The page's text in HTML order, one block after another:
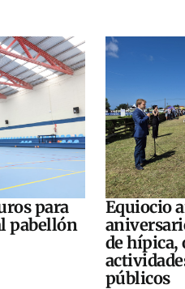
para
pabellón
Equiocio
de
públicos